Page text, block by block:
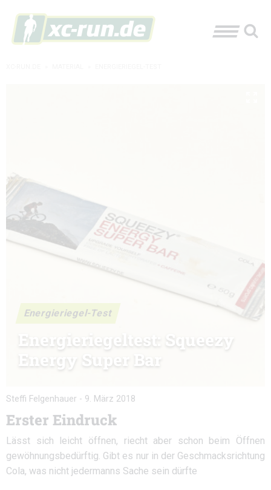
Energieriegel-Test
Energieriegeltest: Squeezy
Energy Super Bar
Steffi Felgenhauer - 9. März 2018
Erster Eindruck
Lässt sich leicht öffnen, riecht aber schon beim Öffnen
gewöhnungsbedürftig. Gibt es nur in der Geschmacksrichtung
Cola, was nicht jedermanns Sache sein dürfte